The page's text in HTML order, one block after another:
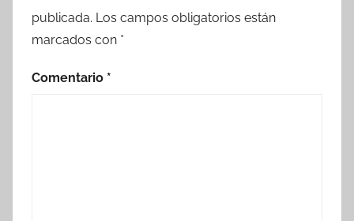
publicada. Los campos obligatorios están
marcados con *
Comentario *